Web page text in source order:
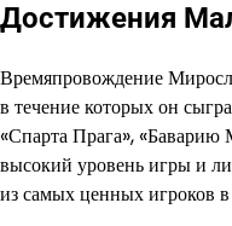
Достижения
Времяпровождение
в течение которых он
«Спарта Прага»,
высокий уровень игры и
из самых ценных игроков